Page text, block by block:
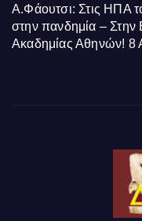
Α.Φάουτσι: Στις ΗΠΑ
στην πανδημία – Στην
Ακαδημίας Αθηνών! 8